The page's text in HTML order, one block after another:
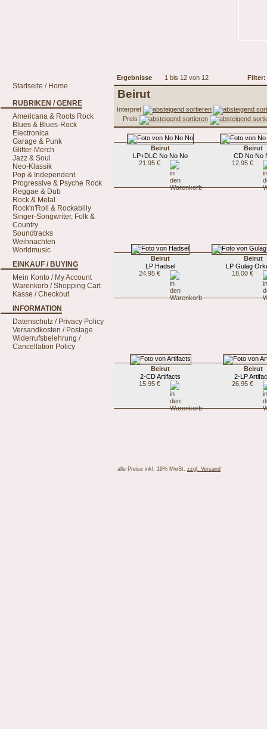
Ergebnisse 1 bis 12 von 12 Filter:
Startseite / Home
RUBRIKEN / GENRE
Americana & Roots Rock
Blues & Blues-Rock
Electronica
Garage & Punk
Glitter-Merch
Jazz & Soul
Neo-Klassik
Pop & Independent
Progressive & Psyche Rock
Reggae & Dub
Rock & Metal
Rock'n'Roll & Rockabilly
Singer-Songwriter, Folk &
Country
Soundtracks
Weihnachten
Worldmusic
EINKAUF / BUYING
Mein Konto / My Account
Warenkorb / Shopping Cart
Kasse / Checkout
INFORMATION
Datenschutz / Privacy Policy
Versandkosten / Postage
Widerrufsbelehrung /
Cancellation Policy
Beirut
Interpret
Preis
Beirut
LP+DLC No No No
21,95 €
Beirut
CD No No
12,95 €
Beirut
LP Hadsel
24,95 €
Beirut
LP Gulag
18,00 €
Beirut
2-CD Artifacts
15,95 €
Beirut
2-LP
26,95 €
alle Preise inkl. 19% MwSt. zzgl. Versand